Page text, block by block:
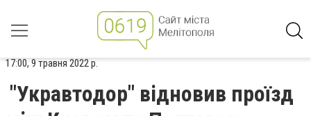
17:00, 9 травня 2022 р.
"Укравтодор" відновив проїзд